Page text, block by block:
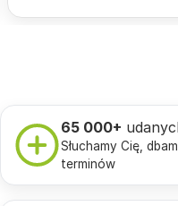
65 000+
Słuchamy Cię,
terminów